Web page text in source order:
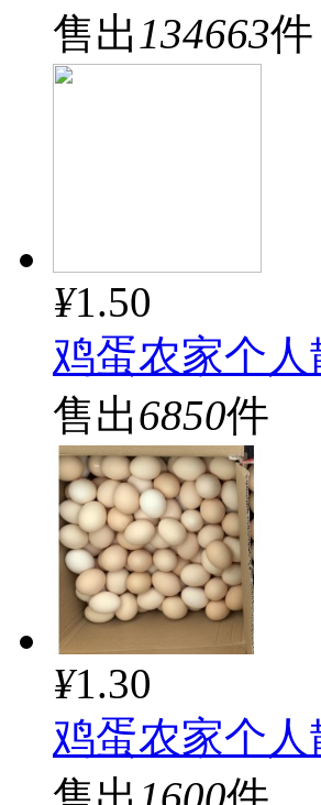
售出134663件
¥1.50
鸡蛋农家个
售出6850件
¥1.30
鸡蛋农家个